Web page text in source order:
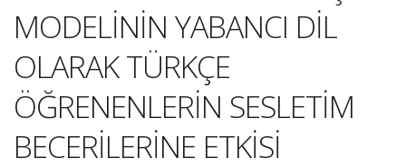
MODELİNİN YABANCI DİL
OLARAK TÜRKÇE
ÖĞRENENLERİN SESLETİM
BECERİLERİNE ETKİSİ